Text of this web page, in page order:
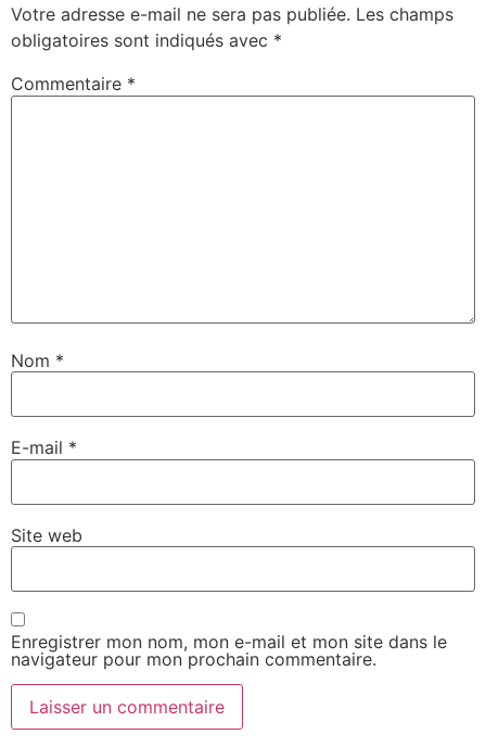
Votre adresse e-mail ne sera pas publiée. Les champs
obligatoires sont indiqués avec *
Commentaire *
Nom *
E-mail *
Site web
Enregistrer mon nom, mon e-mail et mon site dans le
navigateur pour mon prochain commentaire.